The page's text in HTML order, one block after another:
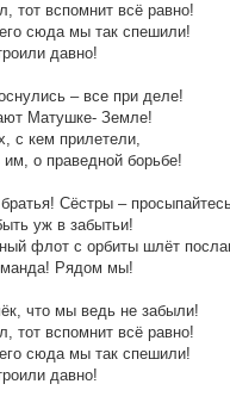
тот вспомнит всё равно!
сюда мы так спешили!
давно!
– все при деле!
Матушке- Земле!
с кем прилетели,
им, о праведной борьбе!
Сёстры –
уж в забытьи!
флот с орбиты шлёт
Рядом мы!
что мы ведь не забыли!
тот вспомнит всё равно!
сюда мы так спешили!
давно!